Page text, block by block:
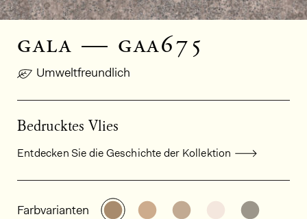
gala — gaa675
Umweltfreundlich
Bedrucktes Vlies
Entdecken Sie die Geschichte der Kollektion
Allgemeine Produktinformationen
Farbvarianten Weitere Varianten entdecken:
Weitere Varianten
Weitere Varianten
Weitere